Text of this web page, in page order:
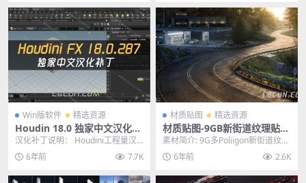
Win版软件 精选资源
Houdin 18.0 独家中文汉化版
补丁 SideFX Houdini FX 18.
0.287 三维电影特效制作软件
汉化补丁说明： Houdini工程量汉
化相当巨大的，所以汉化只汉化了
部分内部的，...
6年前 7.7K
材质贴图 精选资源
材质贴图-9GB新街道纹理贴图
材质合集Poliigon 6K贴图
素材简介: 9G多Poliigon新街道纹理
贴图材质合集,Poliigon是由C...
6年前 2.6K